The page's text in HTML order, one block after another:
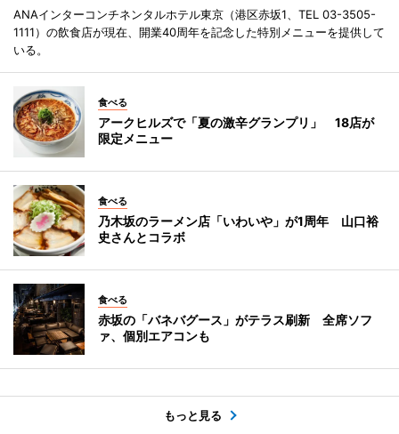
ANAインターコンチネンタルホテル東京（港区赤坂1、TEL 03-3505-
1111）の飲食店が現在、開業40周年を記念した特別メニューを提供して
いる。
食べる
アークヒルズで「夏の激辛グランプリ」 18店が
限定メニュー
食べる
乃木坂のラーメン店「いわいや」が1周年 山口裕
史さんとコラボ
食べる
赤坂の「バネバグース」がテラス刷新 全席ソフ
ァ、個別エアコンも
もっと見る